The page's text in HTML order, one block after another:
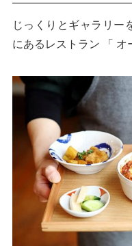
じっくりとギャラリー
にあるレストラン 「 オ